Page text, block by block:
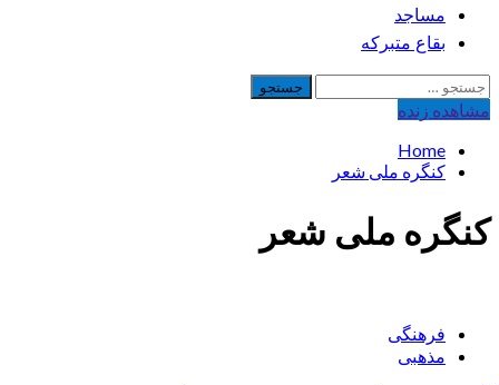
مساجد
بقاع متبرکه
جستجو
برای:
مشاهده‌ زنده
Home
کنگره ملی شعر
کنگره ملی شعر
فرهنگی
مذهبی